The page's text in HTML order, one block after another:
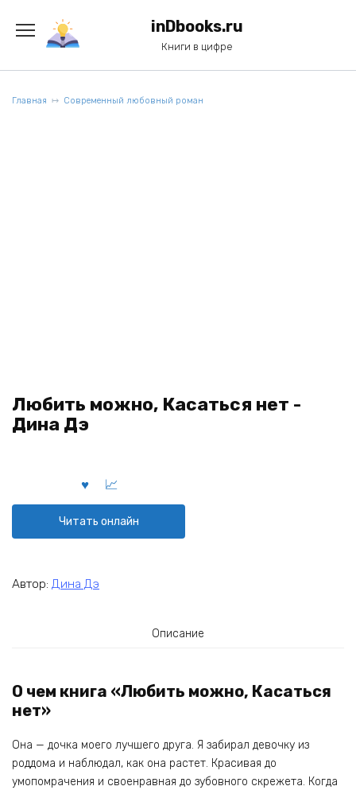
содержанию
inDbooks.ru
Книги в цифре
Главная Современный любовный роман
Любить можно, Касаться нет -
Дина Дэ
Читать онлайн
Автор: Дина Дэ
Описание
О чем книга «Любить можно, Касаться
нет»
Она — дочка моего лучшего друга. Я забирал девочку из
роддома и наблюдал, как она растет. Красивая до
умопомрачения и своенравная до зубовного скрежета. Когда